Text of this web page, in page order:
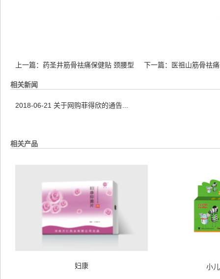
上一篇： 药圣井筋骨祛痛保健贴 颈腰型 下一篇： 医祖山筋骨祛
相关新闻
2018-06-21 关于网购菲得欣的通告...
相关产品
妇康 小